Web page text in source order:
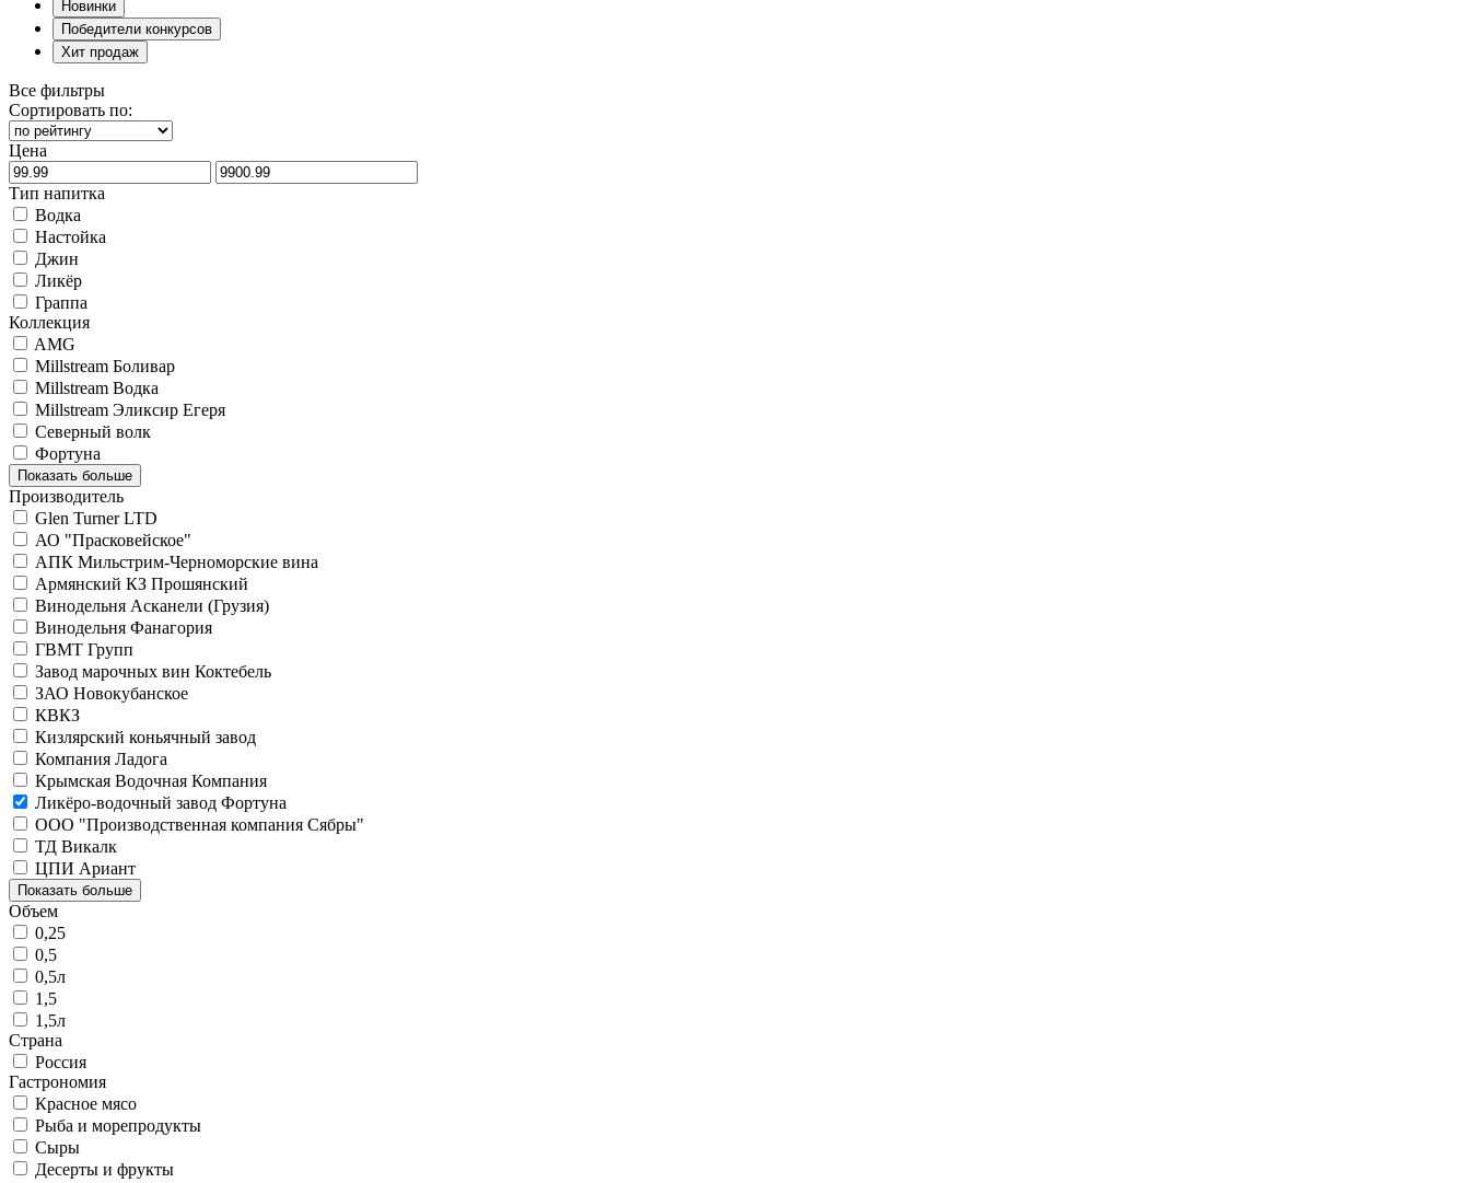
Новинки
Победители конкурсов
Хит продаж
Все фильтры
Сортировать по:
Цена
Тип напитка
Водка
Настойка
Джин
Ликёр
Граппа
Коллекция
AMG
Millstream Боливар
Millstream Водка
Millstream Эликсир Егеря
Северный волк
Фортуна
Показать больше
Производитель
Glen Turner LTD
АО "Прасковейское"
АПК Мильстрим-Черноморские вина
Армянский КЗ Прошянский
Винодельня Асканели (Грузия)
Винодельня Фанагория
ГВМТ Групп
Завод марочных вин Коктебель
ЗАО Новокубанское
КВКЗ
Кизлярский коньячный завод
Компания Ладога
Крымская Водочная Компания
Ликёро-водочный завод Фортуна
ООО "Производственная компания Сябры"
ТД Викалк
ЦПИ Ариант
Показать больше
Объем
0,25
0,5
0,5л
1,5
1,5л
Страна
Россия
Гастрономия
Красное мясо
Рыба и морепродукты
Сыры
Десерты и фрукты